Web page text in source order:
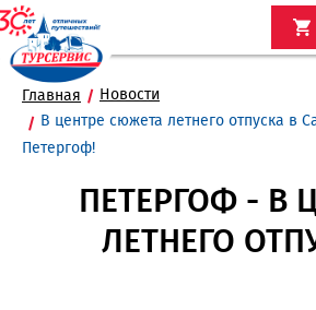
Главная
Новости
В центре сюжета летнего отпуска в
Петергоф!
ПЕТЕРГОФ - В
ЛЕТНЕГО